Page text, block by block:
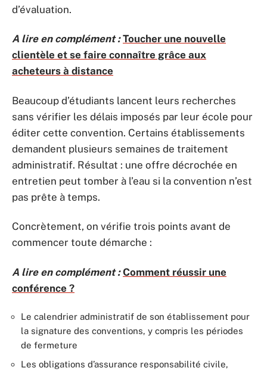
d’évaluation.
A lire en complément : Toucher une nouvelle
clientèle et se faire connaître grâce aux
acheteurs à distance
Beaucoup d’étudiants lancent leurs recherches
sans vérifier les délais imposés par leur école pour
éditer cette convention. Certains établissements
demandent plusieurs semaines de traitement
administratif. Résultat : une offre décrochée en
entretien peut tomber à l’eau si la convention n’est
pas prête à temps.
Concrètement, on vérifie trois points avant de
commencer toute démarche :
A lire en complément : Comment réussir une
conférence ?
Le calendrier administratif de son établissement pour
la signature des conventions, y compris les périodes
de fermeture
Les obligations d’assurance responsabilité civile,